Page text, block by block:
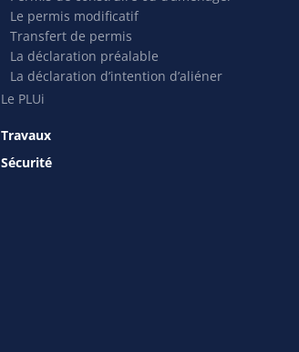
Le permis modificatif
Transfert de permis
La déclaration préalable
La déclaration d’intention d’aliéner
Le PLUi
Travaux
Sécurité